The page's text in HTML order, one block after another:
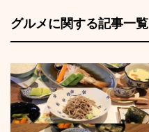
グルメに関する記事一覧